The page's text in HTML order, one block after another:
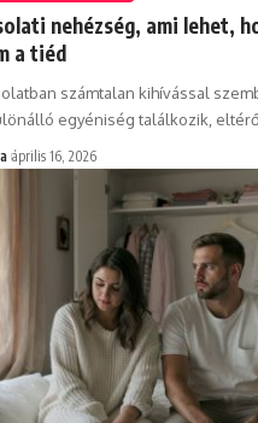
nehézség, ami lehet,
a tiéd
számtalan kihívással
egyéniség találkozik,
április 16, 2026